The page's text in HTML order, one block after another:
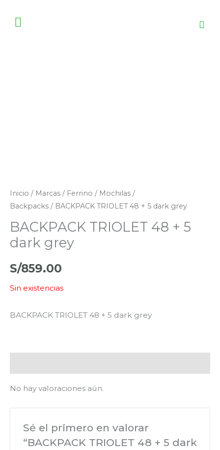
Inicio / Marcas / Ferrino / Mochilas /
Backpacks / BACKPACK TRIOLET 48 + 5 dark grey
BACKPACK TRIOLET 48 + 5
dark grey
S/859.00
Sin existencias
BACKPACK TRIOLET 48 + 5 dark grey
No hay valoraciones aún.
Sé el primero en valorar
“BACKPACK TRIOLET 48 + 5 dark